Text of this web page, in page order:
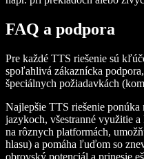
FAQ a podpora
Pre každé TTS riešenie sú
spoľahlivá zákaznícka
špeciálnych požiadavkách
Najlepšie TTS riešenie
jazykoch, všestranné využitie
na rôznych platformách,
hlasu) a pomáha ľuďom so